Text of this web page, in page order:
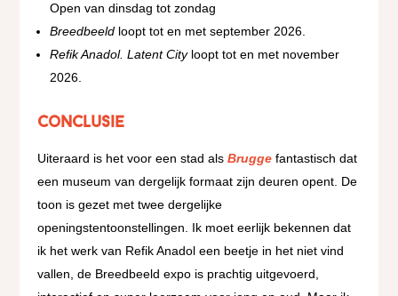
Open van dinsdag tot zondag
Breedbeeld loopt tot en met september 2026.
Refik Anadol. Latent Cityloopt tot en met november
2026.
Conclusie
Uiteraard is het voor een stad alsBrugge fantastisch dat
een museum van dergelijk formaat zijn deuren opent. De
toon is gezet met twee dergelijke
openingstentoonstellingen. Ik moet eerlijk bekennen dat
ik het werk van Refik Anadol een beetje in het niet vind
vallen, de Breedbeeld expo is prachtig uitgevoerd,